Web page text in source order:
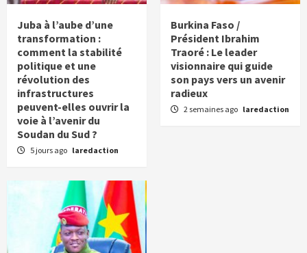
Juba à l’aube d’une
transformation :
comment la stabilité
politique et une
révolution des
infrastructures
peuvent-elles ouvrir la
voie à l’avenir du
Soudan du Sud ?
5 jours ago laredaction
Burkina Faso /
Président Ibrahim
Traoré : Le leader
visionnaire qui guide
son pays vers un avenir
radieux
2 semaines ago laredaction